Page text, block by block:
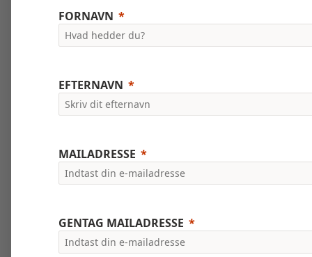
FORNAVN
EFTERNAVN
MAILADRESSE
GENTAG MAILADRESSE